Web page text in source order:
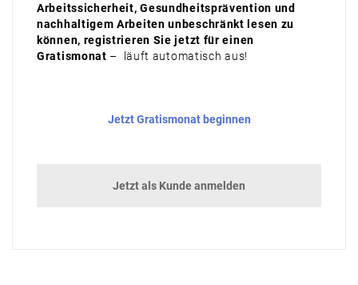
Arbeitssicherheit, Gesundheitsprävention und
nachhaltigem Arbeiten unbeschränkt lesen zu
können, registrieren Sie jetzt für einen
Gratismonat – läuft automatisch aus!
Jetzt Gratismonat beginnen
Jetzt als Kunde anmelden